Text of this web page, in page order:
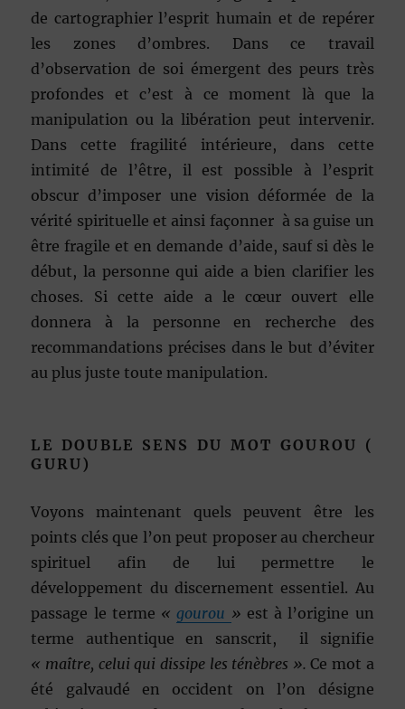
de cartographier l’esprit humain et de repérer
les zones d’ombres. Dans ce travail
d’observation de soi émergent des peurs très
profondes et c’est à ce moment là que la
manipulation ou la libération peut intervenir.
Dans cette fragilité intérieure, dans cette
intimité de l’être, il est possible à l’esprit
obscur d’imposer une vision déformée de la
vérité spirituelle et ainsi façonner à sa guise un
être fragile et en demande d’aide, sauf si dès le
début, la personne qui aide a bien clarifier les
choses. Si cette aide a le cœur ouvert elle
donnera à la personne en recherche des
recommandations précises dans le but d’éviter
au plus juste toute manipulation.
LE DOUBLE SENS DU MOT GOUROU (
GURU)
Voyons maintenant quels peuvent être les
points clés que l’on peut proposer au chercheur
spirituel afin de lui permettre le
développement du discernement essentiel. Au
passage le terme «gourou » est à l’origine un
terme authentique en sanscrit, il signifie
« maître, celui qui dissipe les ténèbres ».Ce mot a
été galvaudé en occident on l’on désigne